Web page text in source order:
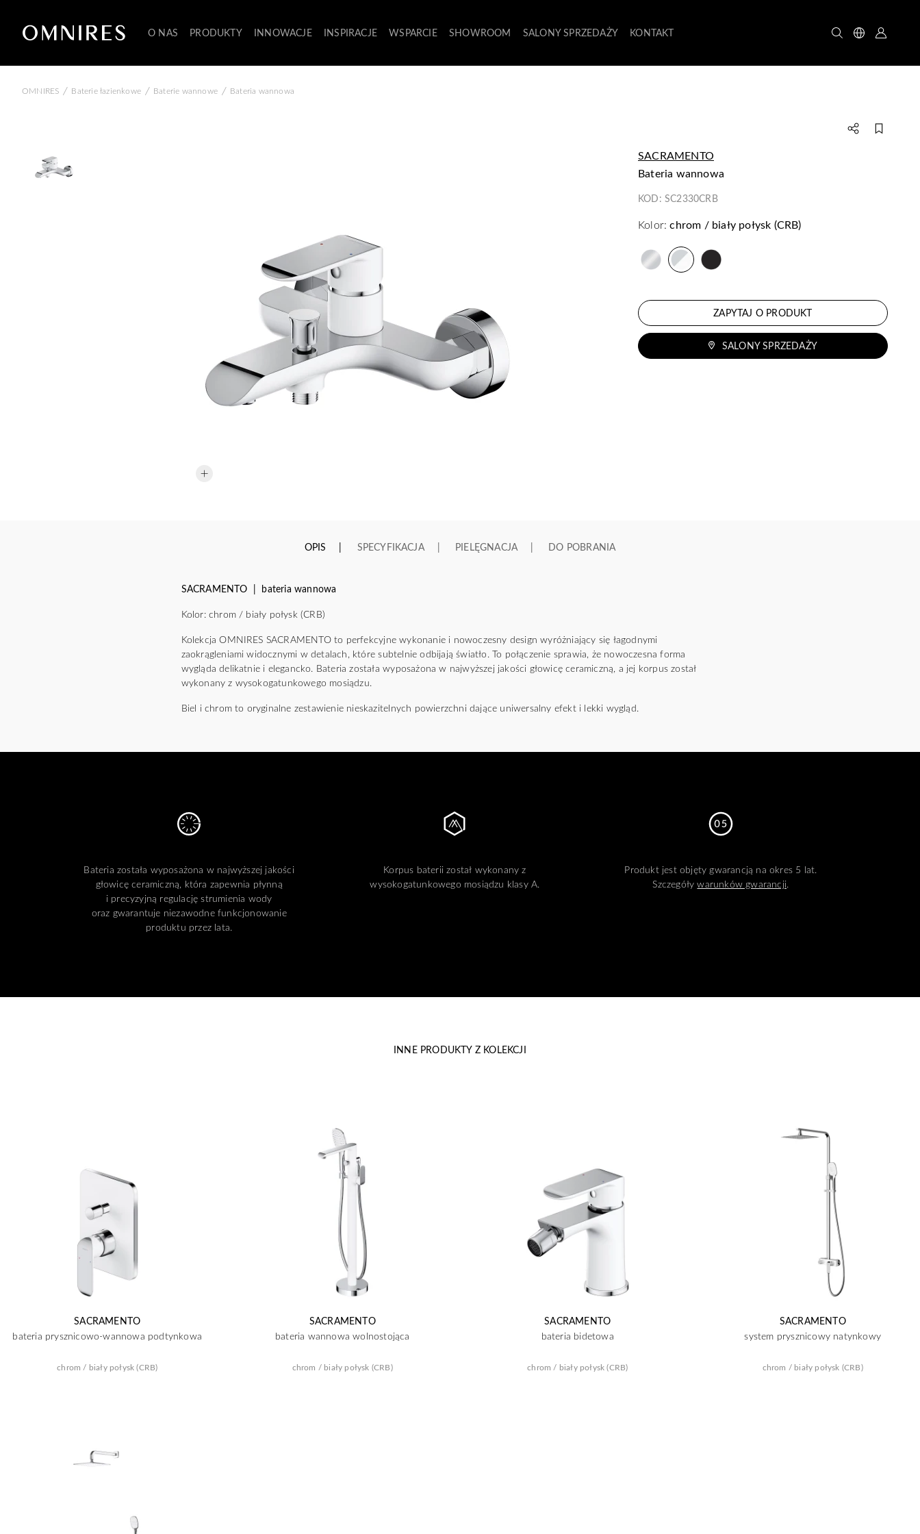
O NAS PRODUKTY INNOWACJE INSPIRACJE WSPARCIE SHOWROOM SALONY SPRZEDAŻY KONTAKT
OMNIRES / Baterie łazienkowe / Baterie wannowe / Bateria wannowa
SACRAMENTO
bateria wannowa
KOD: SC2330CRB
Kolor: chrom / biały połysk (CRB)
ZAPYTAJ O PRODUKT
SALONY SPRZEDAŻY
OPIS SPECYFIKACJA PIELĘGNACJA DO POBRANIA
SACRAMENTO | bateria wannowa
Kolor: chrom / biały połysk (CRB)
Kolekcja OMNIRES SACRAMENTO to perfekcyjne wykonanie i nowoczesny design wyróżniający się łagodnymi
zaokrągleniami widocznymi w detalach, które subtelnie odbijają światło. To połączenie sprawia, że nowoczesna forma
wygląda delikatnie i elegancko. Bateria została wyposażona w najwyższej jakości głowicę ceramiczną, a jej korpus został
wykonany z wysokogatunkowego mosiądzu.
Biel i chrom to oryginalne zestawienie nieskazitelnych powierzchni dające uniwersalny efekt i lekki wygląd.
Bateria została wyposażona w najwyższej jakości
głowicę ceramiczną, która zapewnia płynną
i precyzyjną regulację strumienia wody
oraz gwarantuje niezawodne funkcjonowanie
produktu przez lata.
Korpus baterii został wykonany z
wysokogatunkowego mosiądzu klasy A.
Produkt jest objęty gwarancją na okres 5 lat.
Szczegóływarunków gwarancji.
INNE PRODUKTY Z KOLEKCJI
SACRAMENTO
bateria prysznicowo-wannowa podtynkowa
chrom / biały połysk (CRB)
SACRAMENTO
bateria wannowa wolnostojąca
chrom / biały połysk (CRB)
SACRAMENTO
bateria bidetowa
chrom / biały połysk (CRB)
SACRAMENTO
system prysznicowy natynkowy
chrom / biały połysk (CRB)